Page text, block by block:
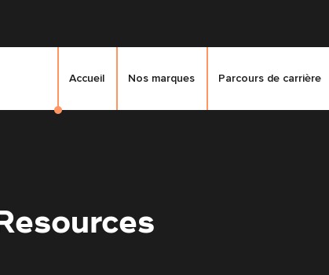
Accueil Nos marques Parcours de carrière